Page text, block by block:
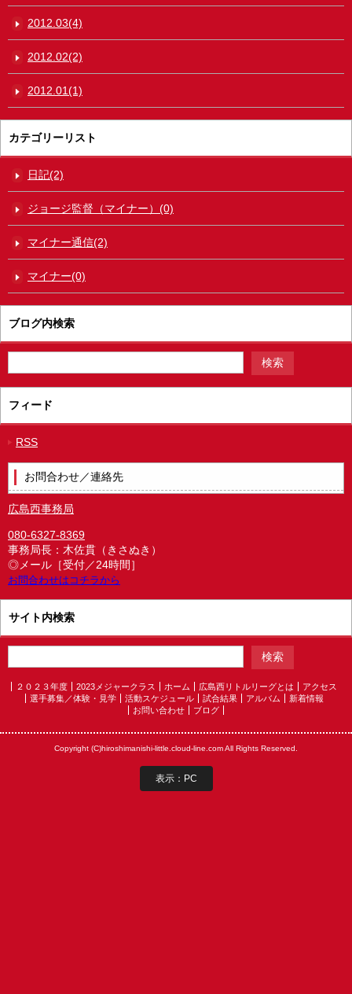
2012.03(4)
2012.02(2)
2012.01(1)
カテゴリーリスト
日記(2)
ジョージ監督（マイナー）(0)
マイナー通信(2)
マイナー(0)
ブログ内検索
フィード
RSS
お問合わせ／連絡先
広島西事務局
080-6327-8369
事務局長：木佐貫（きさぬき）
◎メール［受付／24時間］
お問合わせはコチラから
サイト内検索
２０２３年度 2023メジャークラス ホーム 広島西リトルリーグとは
アクセス
選手募集／体験・見学
活動スケジュール 試合結果 アルバム
新着情報
お問い合わせ
ブログ
Copyright (C)hiroshimanishi-little.cloud-line.com All Rights Reserved.
表示：PC